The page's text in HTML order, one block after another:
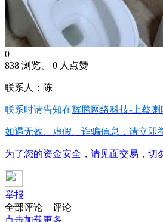
0
838 浏览、 0 人点赞
联系人：陈
联系时请告知在辉腾网络科技-上蔡喇
如遇无效、虚假、诈骗信息，请立即
为了您的资金安全，请见面交易，切
举报
全部评论
评论
点击加载更多